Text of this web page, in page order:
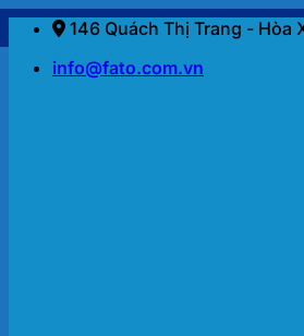
qua
146 Quách Thị Trang - Hòa
info@fato.com.vn